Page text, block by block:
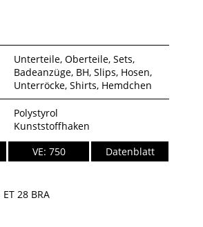
Unterteile, Oberteile, Sets,
Badeanzüge, BH, Slips, Hosen,
Unterröcke, Shirts, Hemdchen
Polystyrol
Kunststoffhaken
VE: 750 Datenblatt